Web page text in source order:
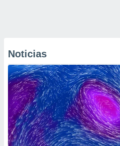
Noticias